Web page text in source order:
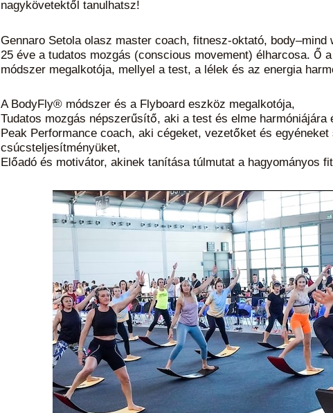
nagykövetektől tanulhatsz!
Gennaro Setola olasz master coach, fitnesz-oktató,
25 éve a tudatos mozgás (conscious movement) élharcosa. Ő
módszer megalkotója, mellyel a test, a lélek és az energia
A BodyFly® módszer és a Flyboard eszköz megalkotója,
Tudatos mozgás népszerűsítő, aki a test és elme harmóniájára
Peak Performance coach, aki cégeket, vezetőket és
csúcsteljesítményüket,
Előadó és motivátor, akinek tanítása túlmutat a hagyományos